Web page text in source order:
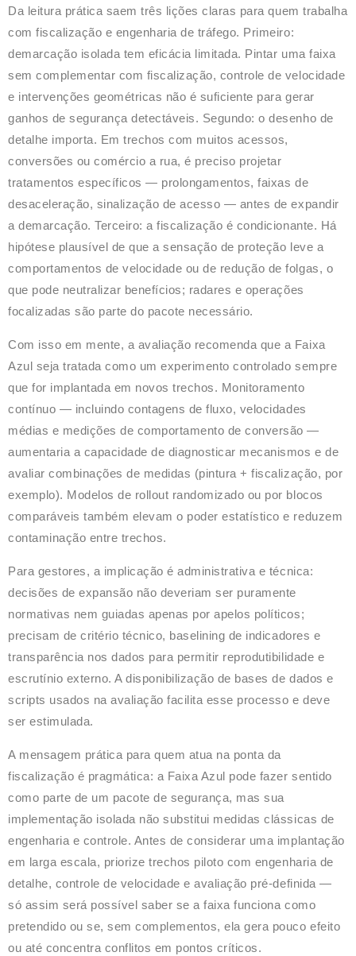
Da leitura prática saem três lições claras para quem trabalha
com fiscalização e engenharia de tráfego. Primeiro:
demarcação isolada tem eficácia limitada. Pintar uma faixa
sem complementar com fiscalização, controle de velocidade
e intervenções geométricas não é suficiente para gerar
ganhos de segurança detectáveis. Segundo: o desenho de
detalhe importa. Em trechos com muitos acessos,
conversões ou comércio a rua, é preciso projetar
tratamentos específicos — prolongamentos, faixas de
desaceleração, sinalização de acesso — antes de expandir
a demarcação. Terceiro: a fiscalização é condicionante. Há
hipótese plausível de que a sensação de proteção leve a
comportamentos de velocidade ou de redução de folgas, o
que pode neutralizar benefícios; radares e operações
focalizadas são parte do pacote necessário.
Com isso em mente, a avaliação recomenda que a Faixa
Azul seja tratada como um experimento controlado sempre
que for implantada em novos trechos. Monitoramento
contínuo — incluindo contagens de fluxo, velocidades
médias e medições de comportamento de conversão —
aumentaria a capacidade de diagnosticar mecanismos e de
avaliar combinações de medidas (pintura + fiscalização, por
exemplo). Modelos de rollout randomizado ou por blocos
comparáveis também elevam o poder estatístico e reduzem
contaminação entre trechos.
Para gestores, a implicação é administrativa e técnica:
decisões de expansão não deveriam ser puramente
normativas nem guiadas apenas por apelos políticos;
precisam de critério técnico, baselining de indicadores e
transparência nos dados para permitir reprodutibilidade e
escrutínio externo. A disponibilização de bases de dados e
scripts usados na avaliação facilita esse processo e deve
ser estimulada.
A mensagem prática para quem atua na ponta da
fiscalização é pragmática: a Faixa Azul pode fazer sentido
como parte de um pacote de segurança, mas sua
implementação isolada não substitui medidas clássicas de
engenharia e controle. Antes de considerar uma implantação
em larga escala, priorize trechos piloto com engenharia de
detalhe, controle de velocidade e avaliação pré-definida —
só assim será possível saber se a faixa funciona como
pretendido ou se, sem complementos, ela gera pouco efeito
ou até concentra conflitos em pontos críticos.